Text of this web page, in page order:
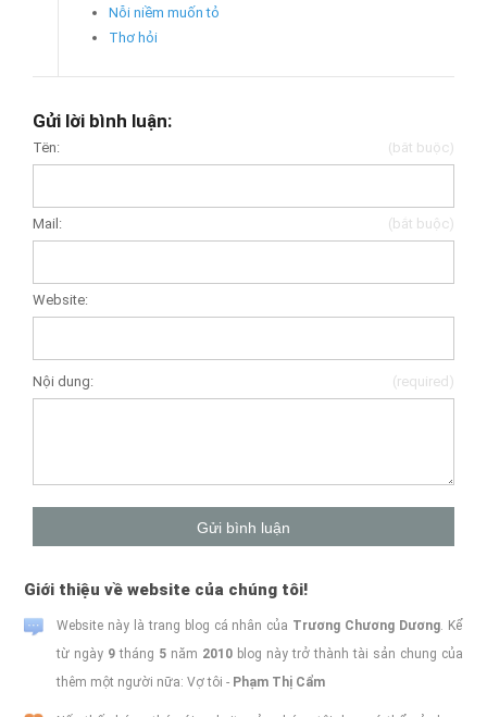
Nỗi niềm muốn tỏ
Thơ hỏi
Gửi lời bình luận:
Tên: (bắt buộc)
Mail: (bắt buộc)
Website:
Nội dung: (required)
Giới thiệu về website của chúng tôi!
Website này là trang blog cá nhân của Trương Chương Dương. Kể
từ ngày 9 tháng 5 năm 2010 blog này trở thành tài sản chung của
thêm một người nữa: Vợ tôi - Phạm Thị Cẩm